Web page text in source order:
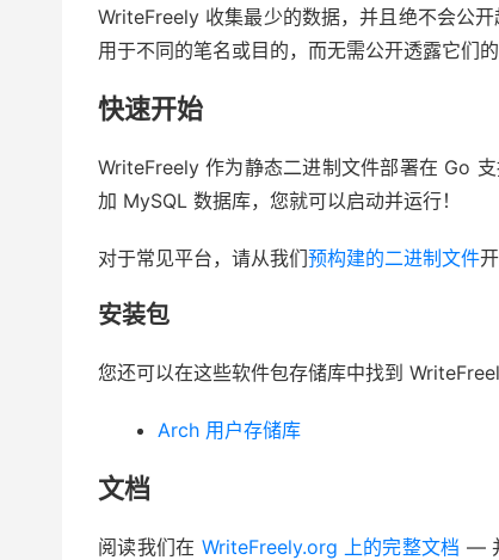
WriteFreely 收集最少的数据，并且绝不会公
用于不同的笔名或目的，而无需公开透露它们的
快速开始
WriteFreely 作为静态二进制文件部署在 Go
加 MySQL 数据库，您就可以启动并运行！
对于常见平台，请从我们预构建的二进制文件
安装包
您还可以在这些软件包存储库中找到
Arch 用户存储库
文档
阅读我们在 WriteFreely.org 上的完整文档 —️